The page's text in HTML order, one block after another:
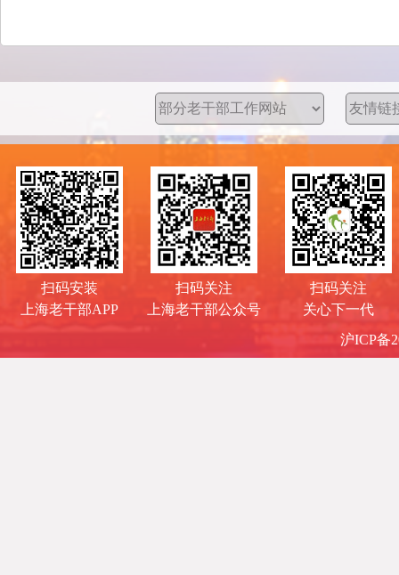
扫码安装
上海老干部APP
扫码关注
上海老干部公众号
扫码关注
关心下一代
沪ICP备